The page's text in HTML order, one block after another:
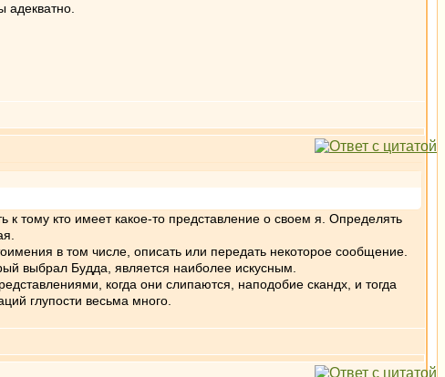
адекватно.
тому кто имеет какое-то представление о своем я. Определять
в том числе, описать или передать некоторое сообщение.
выбрал Будда, является наиболее искусным.
когда они слипаются, наподобие скандх, и тогда
глупости весьма много.